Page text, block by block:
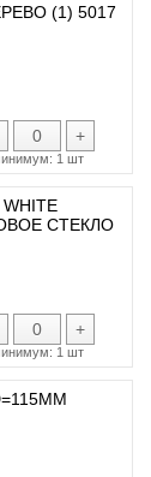
(1) 5017
+
1 шт
СТЕКЛО
+
1 шт